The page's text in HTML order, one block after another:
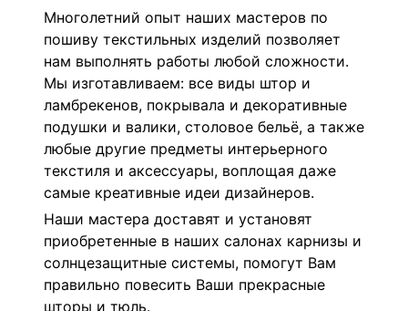
Многолетний опыт наших мастеров по
пошиву текстильных изделий позволяет
нам выполнять работы любой сложности.
Мы изготавливаем: все виды штор и
ламбрекенов, покрывала и декоративные
подушки и валики, столовое бельё, а также
любые другие предметы интерьерного
текстиля и аксессуары, воплощая даже
самые креативные идеи дизайнеров.
Наши мастера доставят и установят
приобретенные в наших салонах карнизы и
солнцезащитные системы, помогут Вам
правильно повесить Ваши прекрасные
шторы и тюль.